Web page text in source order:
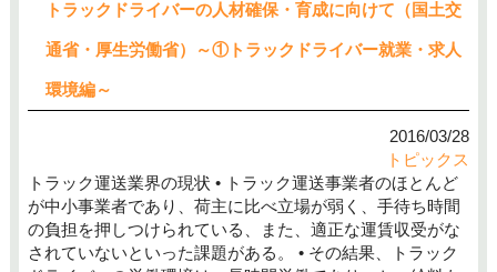
トラックドライバーの人材確保・育成に向けて（国土交
通省・厚生労働省）～①トラックドライバー就業・求人
環境編～
2016/03/28
トピックス
トラック運送業界の現状 • トラック運送事業者のほとんど
が中小事業者であり、荷主に比べ立場が弱く、手待ち時間
の負担を押しつけられている、また、適正な運賃収受がな
されていないといった課題がある。 • その結果、トラック